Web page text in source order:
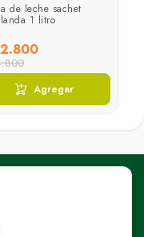
de leche sachet
1 litro
Agregar